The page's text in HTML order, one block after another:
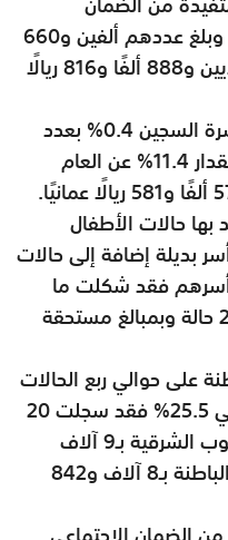
الاجتماعي في فئة الأيتام 3.2% وبلغ عددهم ألفين و660
حالة بمبالغ مصروفة بلغت 3 ملايين و888 ألفًا و816 ريالًا
وبلغت نسبة الحالات في فئة أسرة السجين 0.4% بعدد
303 حالات فزادت هذه الفئة بمقدار 11.4% عن العام
حالات الأطفال
بديلة إضافة إلى حالات
أسرهم فقد شكلت ما
نسبته 0.03% بعدد حالات بلغ 27 حالة وبمبالغ مستحقة
على حوالي ربع الحالات
المستفيدة من الضمان الاجتماعي 25.5% فقد سجلت 20
ألفًا و915 حالة تلتها محافظة جنوب الشرقية بـ9 آلاف
و178 حالات ثم محافظة جنوب الباطنة بـ8 آلاف و842